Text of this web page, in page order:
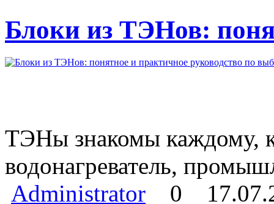
Блоки из ТЭНов:
ТЭНы знакомы каждому,
водонагреватель,
Administrator
0